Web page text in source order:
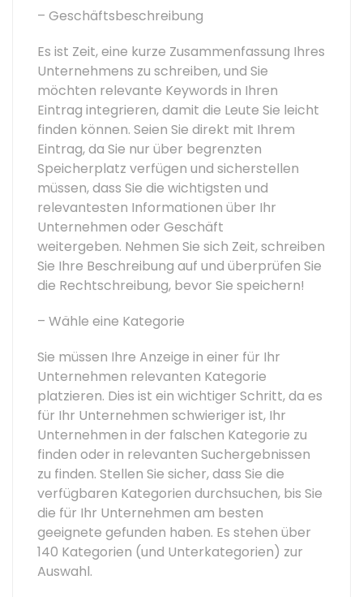
– Geschäftsbeschreibung
Es ist Zeit, eine kurze Zusammenfassung Ihres
Unternehmens zu schreiben, und Sie
möchten relevante Keywords in Ihren
Eintrag integrieren, damit die Leute Sie leicht
finden können. Seien Sie direkt mit Ihrem
Eintrag, da Sie nur über begrenzten
Speicherplatz verfügen und sicherstellen
müssen, dass Sie die wichtigsten und
relevantesten Informationen über Ihr
Unternehmen oder Geschäft
weitergeben. Nehmen Sie sich Zeit, schreiben
Sie Ihre Beschreibung auf und überprüfen Sie
die Rechtschreibung, bevor Sie speichern!
– Wähle eine Kategorie
Sie müssen Ihre Anzeige in einer für Ihr
Unternehmen relevanten Kategorie
platzieren. Dies ist ein wichtiger Schritt, da es
für Ihr Unternehmen schwieriger ist, Ihr
Unternehmen in der falschen Kategorie zu
finden oder in relevanten Suchergebnissen
zu finden. Stellen Sie sicher, dass Sie die
verfügbaren Kategorien durchsuchen, bis Sie
die für Ihr Unternehmen am besten
geeignete gefunden haben. Es stehen über
140 Kategorien (und Unterkategorien) zur
Auswahl.